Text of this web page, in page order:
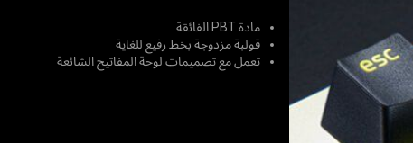
مادة PBT الفائقة
قولبة مزدوجة بخط رفيع للغاية
تعمل مع تصميمات لوحة المفاتيح الشائعة